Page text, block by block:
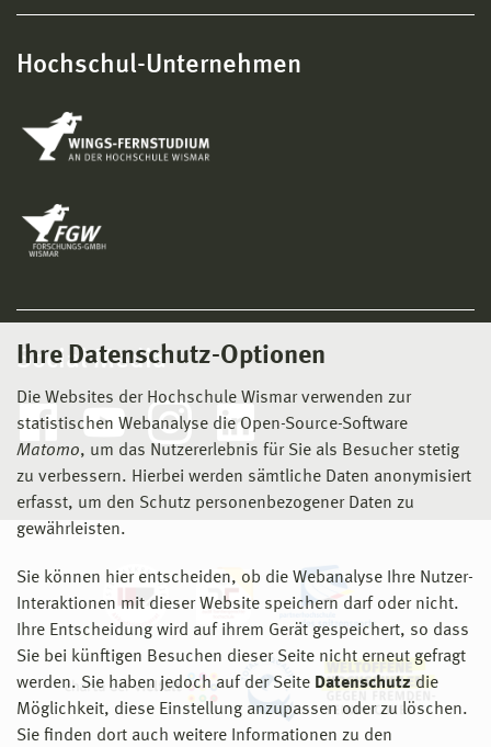
Ihre Datenschutz-Optionen
Die Websites der Hochschule Wismar verwenden zur
statistischen Webanalyse die Open-Source-Software
Matomo, um das Nutzererlebnis für Sie als Besucher stetig
zu verbessern. Hierbei werden sämtliche Daten anonymisiert
erfasst, um den Schutz personenbezogener Daten zu
gewährleisten.
Sie können hier entscheiden, ob die Webanalyse Ihre Nutzer-
Interaktionen mit dieser Website speichern darf oder nicht.
Ihre Entscheidung wird auf ihrem Gerät gespeichert, so dass
Sie bei künftigen Besuchen dieser Seite nicht erneut gefragt
werden. Sie haben jedoch auf der Seite Datenschutz die
Möglichkeit, diese Einstellung anzupassen oder zu löschen.
Sie finden dort auch weitere Informationen zu den
Hochschul-Unternehmen
Social Media